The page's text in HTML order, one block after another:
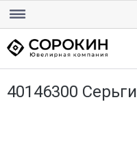
40146300 Серьги